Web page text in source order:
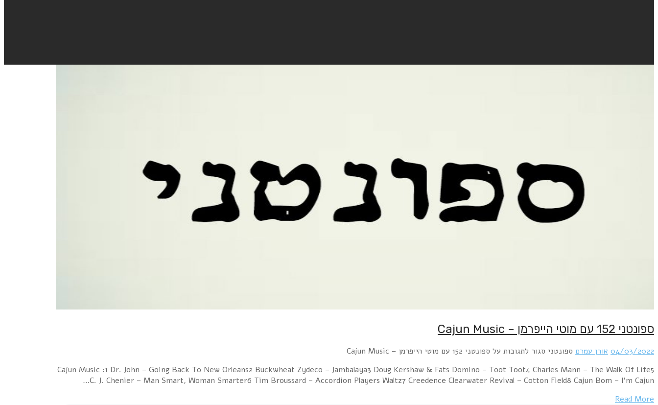
ספונטני 152 עם מוטי הייפרמן – Cajun Music
04/03/2022 אורן עמרם ספונטני סגור לתגובות על ספונטני 152 עם מוטי הייפרמן – Cajun Music
Cajun Music :1 Dr. John – Going Back To New Orleans2 Buckwheat Zydeco – Jambalaya3 Doug Kershaw & Fats Domino – Toot Toot4 Charles Mann – The Walk Of Life5
C. J. Chenier – Man Smart, Woman Smarter6 Tim Broussard – Accordion Players Waltz7 Creedence Clearwater Revival – Cotton Field8 Cajun Bom – I'm Cajun…
Read More